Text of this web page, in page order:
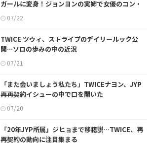
ガールに変身！ジョンヨンの実姉で女優のコン・
スンヨンも「やばい」
07/22
TWICE ツウィ、ストライプのデイリールック公
開…ソロの歩みの中の近況
07/21
「また会いましょう私たち」TWICEナヨン、JYP
再再契約イシューの中で口を開いた
07/20
「20年JYP所属」ジヒョまで移籍説…TWICE、再
再契約の動向に注目集まる